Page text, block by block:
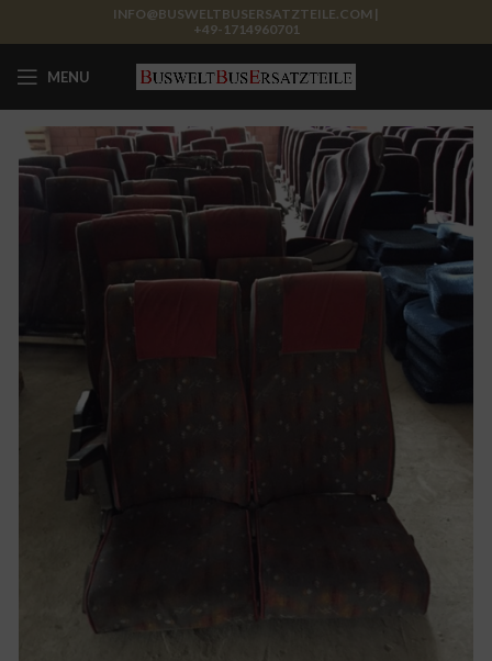
INFO@BUSWELTBUSERSATZTEILE.COM |
+49-1714960701
MENU